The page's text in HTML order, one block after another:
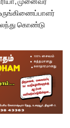
கொண்டு